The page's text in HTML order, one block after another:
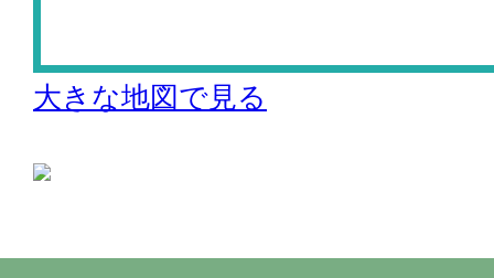
大きな地図で見る